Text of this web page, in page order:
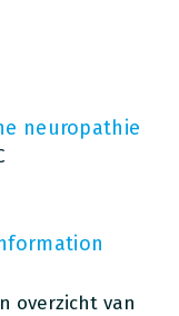
neuropathie
overzicht van